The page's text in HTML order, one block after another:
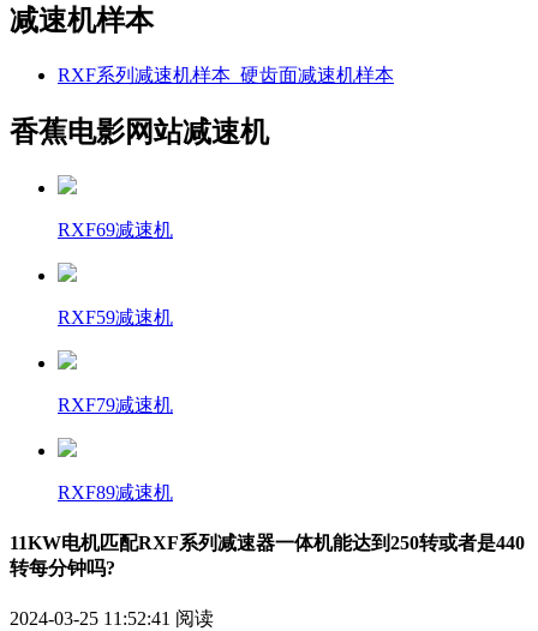
减速机样本
RXF系列减速机样本_硬齿面减速机样本
香蕉电影网站减速机
RXF69减速机
RXF59减速机
RXF79减速机
RXF89减速机
11KW电机匹配RXF系列减速器一体机能达到250转或者是440
转每分钟吗?
2024-03-25 11:52:41 阅读